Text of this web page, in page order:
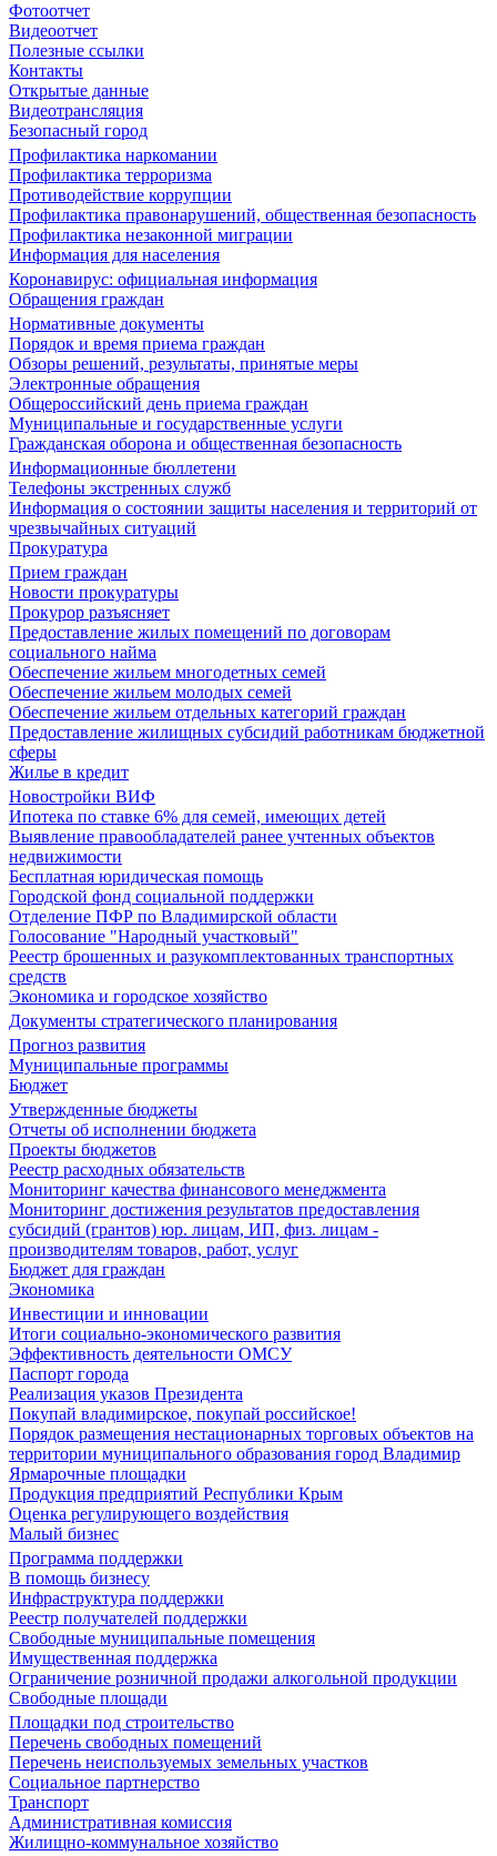
Фотоотчет
Видеоотчет
Полезные ссылки
Контакты
Открытые данные
Видеотрансляция
Безопасный город
Профилактика наркомании
Профилактика терроризма
Противодействие коррупции
Профилактика правонарушений, общественная безопасность
Профилактика незаконной миграции
Информация для населения
Коронавирус: официальная информация
Обращения граждан
Нормативные документы
Порядок и время приема граждан
Обзоры решений, результаты, принятые меры
Электронные обращения
Общероссийский день приема граждан
Муниципальные и государственные услуги
Гражданская оборона и общественная безопасность
Информационные бюллетени
Телефоны экстренных служб
Информация о состоянии защиты населения и территорий от
чрезвычайных ситуаций
Прокуратура
Прием граждан
Новости прокуратуры
Прокурор разъясняет
Предоставление жилых помещений по договорам
социального найма
Обеспечение жильем многодетных семей
Обеспечение жильем молодых семей
Обеспечение жильем отдельных категорий граждан
Предоставление жилищных субсидий работникам бюджетной
сферы
Жилье в кредит
Новостройки ВИФ
Ипотека по ставке 6% для семей, имеющих детей
Выявление правообладателей ранее учтенных объектов
недвижимости
Бесплатная юридическая помощь
Городской фонд социальной поддержки
Отделение ПФР по Владимирской области
Голосование "Народный участковый"
Реестр брошенных и разукомплектованных транспортных
средств
Экономика и городское хозяйство
Документы стратегического планирования
Прогноз развития
Муниципальные программы
Бюджет
Утвержденные бюджеты
Отчеты об исполнении бюджета
Проекты бюджетов
Реестр расходных обязательств
Мониторинг качества финансового менеджмента
Мониторинг достижения результатов предоставления
субсидий (грантов) юр. лицам, ИП, физ. лицам -
производителям товаров, работ, услуг
Бюджет для граждан
Экономика
Инвестиции и инновации
Итоги социально-экономического развития
Эффективность деятельности ОМСУ
Паспорт города
Реализация указов Президента
Покупай владимирское, покупай российское!
Порядок размещения нестационарных торговых объектов на
территории муниципального образования город Владимир
Ярмарочные площадки
Продукция предприятий Республики Крым
Оценка регулирующего воздействия
Малый бизнес
Программа поддержки
В помощь бизнесу
Инфраструктура поддержки
Реестр получателей поддержки
Свободные муниципальные помещения
Имущественная поддержка
Ограничение розничной продажи алкогольной продукции
Свободные площади
Площадки под строительство
Перечень свободных помещений
Перечень неиспользуемых земельных участков
Социальное партнерство
Транспорт
Административная комиссия
Жилищно-коммунальное хозяйство